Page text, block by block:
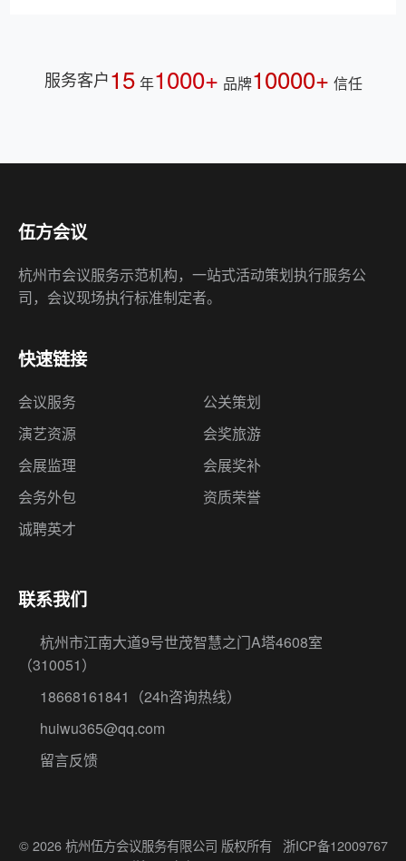
会议服务
公关策划
会展监理
会务外包
资质荣誉
诚聘英才
联系我们
杭州市江南大道9号世茂智慧之门A塔4608室
18668161841
留言反馈
号-1